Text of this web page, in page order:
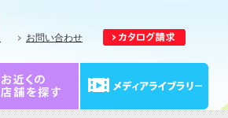
お問い合わせ